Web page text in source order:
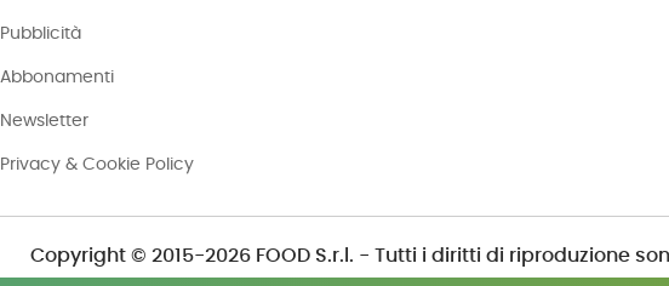
Pubblicità
Abbonamenti
Newsletter
Privacy & Cookie Policy
Copyright © 2015-2026 FOOD S.r.l. - Tutti i diritti di riproduzione